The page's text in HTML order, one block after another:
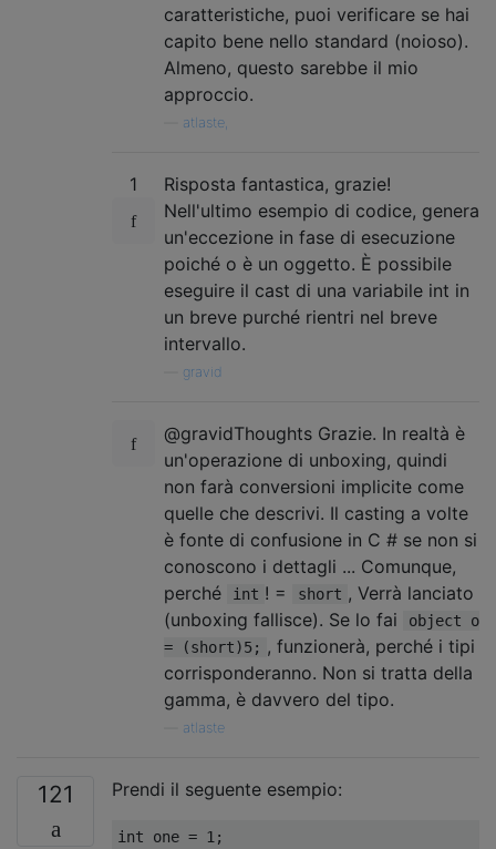
caratteristiche, puoi verificare se hai
capito bene nello standard (noioso).
Almeno, questo sarebbe il mio
approccio.
atlaste,
1
Risposta fantastica, grazie!
Nell'ultimo esempio di codice, genera
un'eccezione in fase di esecuzione
poiché o è un oggetto. È possibile
eseguire il cast di una variabile int in
un breve purché rientri nel breve
intervallo.
gravid
@gravidThoughts Grazie. In realtà è
un'operazione di unboxing, quindi
non farà conversioni implicite come
quelle che descrivi. Il casting a volte
è fonte di confusione in C # se non si
conoscono i dettagli ... Comunque,
perché
int ! = short , Verrà lanciato
(unboxing fallisce). Se lo fai
object o
= (short)5;
, funzionerà, perché i tipi
corrisponderanno. Non si tratta della
gamma, è davvero del tipo.
atlaste
121 Prendi il seguente esempio:
int one = 1 ;